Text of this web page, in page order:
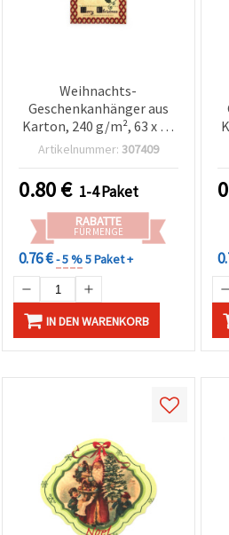
Weihnachts-
Geschenkanhänger aus
Karton, 240 g/m², 63 x 33
mm, Design B – 5er-Pack
Artikelnummer: 307409
0.80€ 1-4 Paket
RABATTE
FÜR MENGE
0.76 €- 5 %5 Paket +
IN DEN WARENKORB